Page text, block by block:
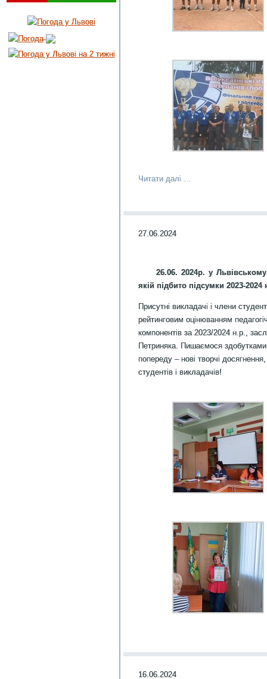
Читати далі …
27.06.2024
26.06. 2024р. у
якій підбито підсумки 2023-
Присутні викладачі і члени
рейтинговим оцінюванням
компонентів за 2023/2024 н.р.,
Петриняка. Пишаємося
попереду – нові творчі
студентів і викладачів!
16.06.2024